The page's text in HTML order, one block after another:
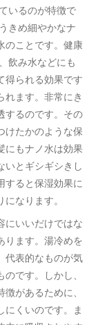
いるのが特徴で
きめ細やかなナ
のことです。健康
飲み水などにも
得られる効果です
れます。非常にき
するのです。その
けたかのような保
にもナノ水は効果
いとギシギシきし
すると保湿効果に
なります。
にいいだけではな
ります。湯冷めを
代表的なものが気
です。しかし、
があるために、
にくいのです。ま